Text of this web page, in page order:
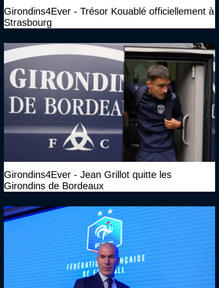
Girondins4Ever - Trésor Kouablé officiellement à
Strasbourg
Girondins4Ever - Jean Grillot quitte les
Girondins de Bordeaux